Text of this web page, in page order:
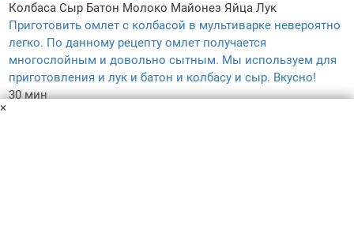
Колбаса Сыр Батон Молоко Майонез Яйца Лук
Приготовить омлет с колбасой в мультиварке невероятно
легко. По данному рецепту омлет получается
многослойным и довольно сытным. Мы используем для
приготовления и лук и батон и колбасу и сыр. Вкусно!
30 мин
×